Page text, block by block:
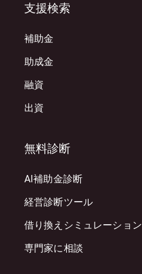
支援検索
補助金
助成金
融資
出資
無料診断
AI補助金診断
経営診断ツール
借り換えシミュレーション
専門家に相談